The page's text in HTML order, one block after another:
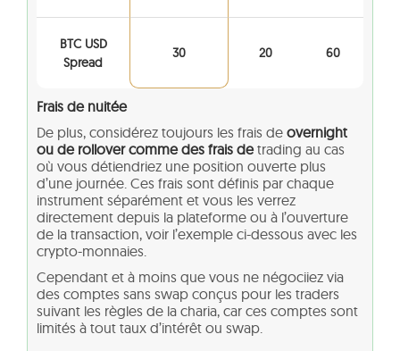
BTC USD
Spread
30 20 60
Frais de nuitée
De plus, considérez toujours les frais de overnight
ou de rollover comme des frais detrading au cas
où vous détiendriez une position ouverte plus
d’une journée. Ces frais sont définis par chaque
instrument séparément et vous les verrez
directement depuis la plateforme ou à l’ouverture
de la transaction, voir l’exemple ci-dessous avec les
crypto-monnaies.
Cependant et à moins que vous ne négociiez via
des comptes sans swap conçus pour les traders
suivant les règles de la charia, car ces comptes sont
limités à tout taux d’intérêt ou swap.